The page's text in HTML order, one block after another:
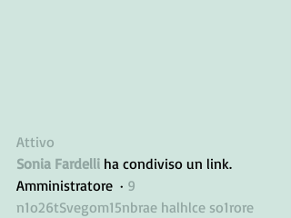
Attivo
Sonia Fardelli ha condiviso un link.
Amministratore  · 9
n1o26tSvegom15nbrae halhlce so1rore